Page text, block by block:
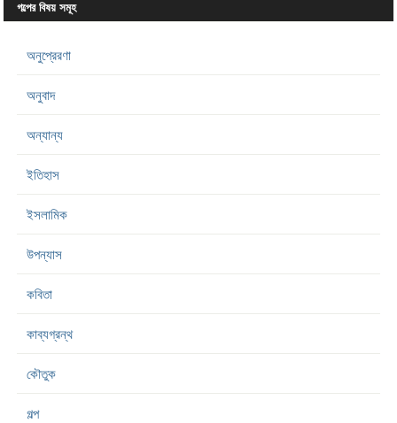
গল্পের বিষয় সমূহ
অনুপ্রেরণা
অনুবাদ
অন্যান্য
ইতিহাস
ইসলামিক
উপন্যাস
কবিতা
কাব্যগ্রন্থ
কৌতুক
গল্প